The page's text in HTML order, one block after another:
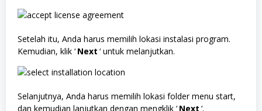
Setelah itu, Anda harus memilih lokasi instalasi program.
Kemudian, klik ‘ Next ‘ untuk melanjutkan.
Selanjutnya, Anda harus memilih lokasi folder menu start,
dan kemudian lanjutkan dengan mengklik ‘ Next ‘.